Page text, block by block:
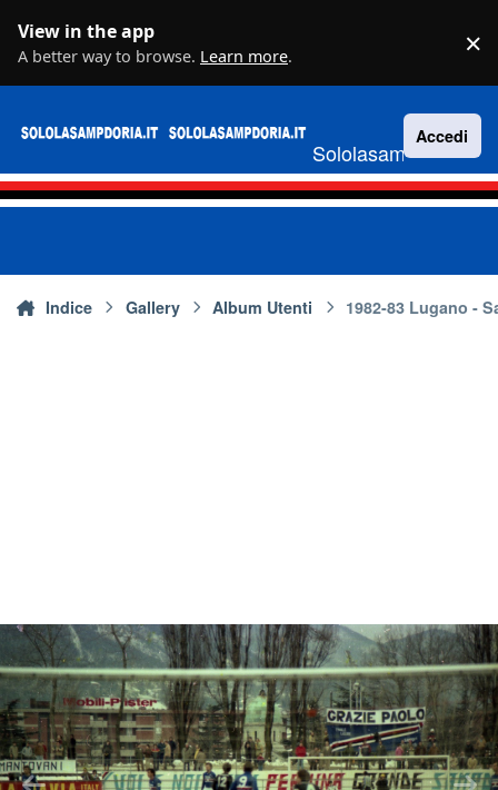
View in the app
A better way to browse. Learn more. ×
Sololasampdoria.it
Accedi
Indice Gallery Album Utenti 1982-83 Lugano -